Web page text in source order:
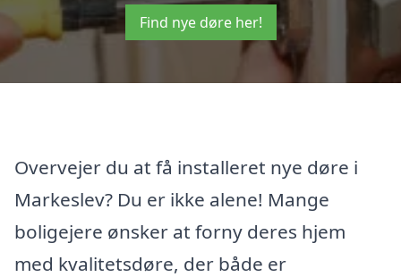
Find nye døre her!
Overvejer du at få installeret nye døre i
Markeslev? Du er ikke alene! Mange
boligejere ønsker at forny deres hjem
med kvalitetsdøre, der både er